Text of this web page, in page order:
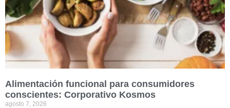
Alimentación funcional para consumidores
conscientes: Corporativo Kosmos
agosto 7, 2026